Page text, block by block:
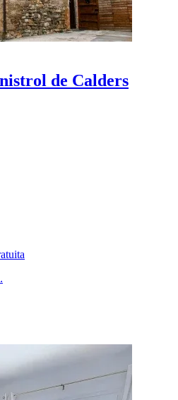
de Calders